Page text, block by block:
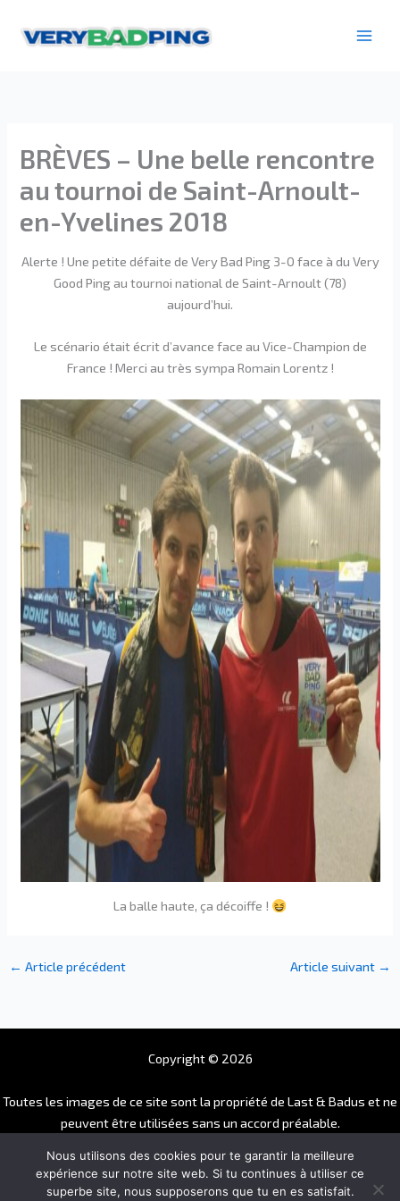
BRÈVES – Une belle rencontre
au tournoi de Saint-Arnoult-
en-Yvelines 2018
Alerte ! Une petite défaite de Very Bad Ping 3-0 face à du Very
Good Ping au tournoi national de Saint-Arnoult (78)
aujourd’hui.
Le scénario était écrit d’avance face au Vice-Champion de
France ! Merci au très sympa Romain Lorentz !
La balle haute, ça décoiffe !
← Article précédent Article suivant →
Copyright © 2026
Toutes les images de ce site sont la propriété de Last & Badus et ne
peuvent être utilisées sans un accord préalable.
contact[@]verybadping.com.
Nous utilisons des cookies pour te garantir la meilleure
expérience sur notre site web. Si tu continues à utiliser ce
superbe site, nous supposerons que tu en es satisfait.